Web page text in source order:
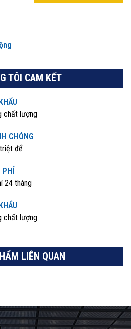
TÔI CAM KẾT
chất lượng
CHÓNG
để
PHÍ
24 tháng
chất lượng
LIÊN QUAN